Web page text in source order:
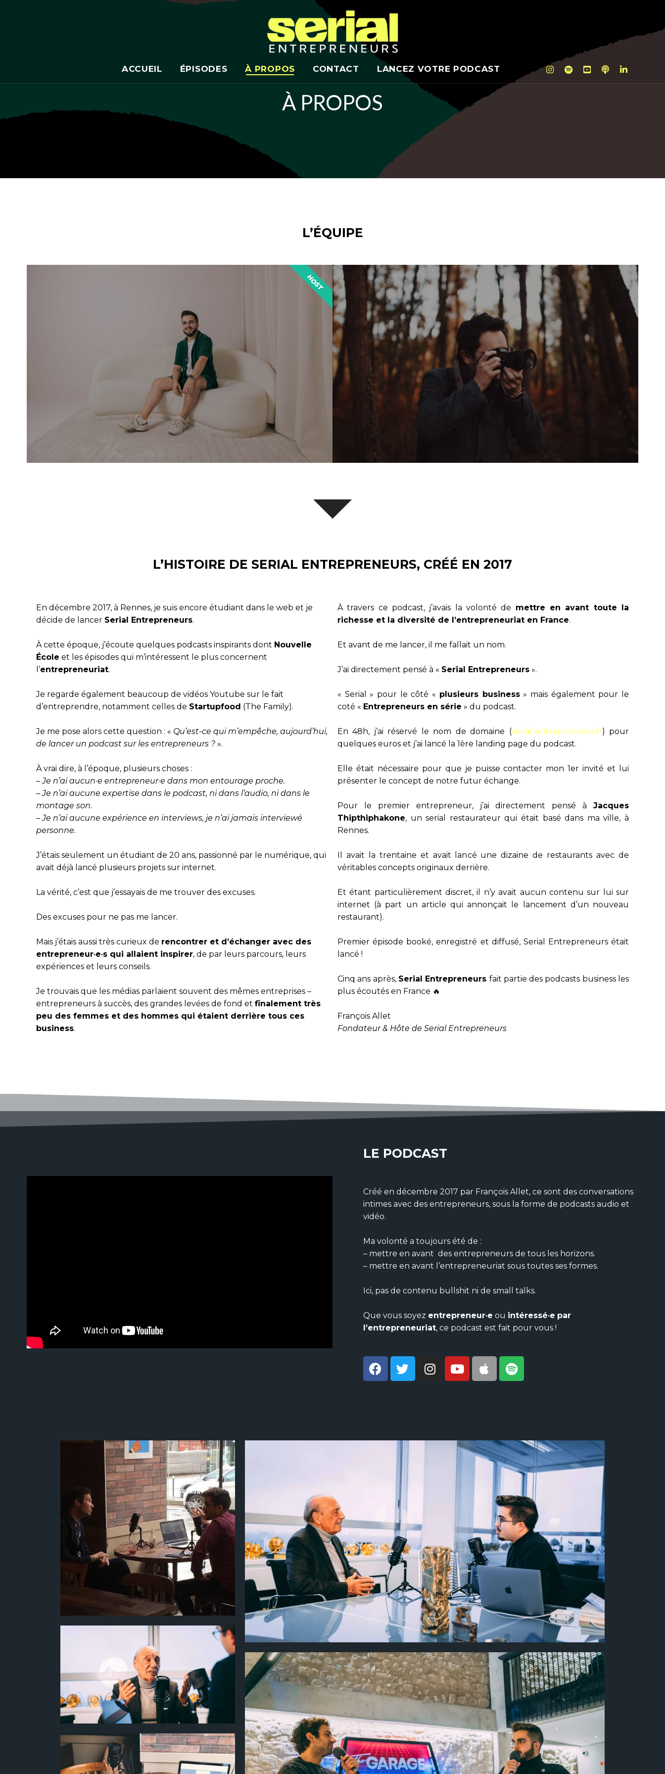
ACCUEIL ÉPISODES À PROPOS CONTACT LANCEZ VOTRE PODCAST
À PROPOS
L’ÉQUIPE
HOST
L’HISTOIRE DE SERIAL ENTREPRENEURS, CRÉÉ EN 2017
En décembre 2017, à Rennes, je suis encore étudiant dans le web et je
décide de lancer Serial Entrepreneurs.
À cette époque, j’écoute quelques podcasts inspirants dont Nouvelle
École et les épisodes qui m’intéressent le plus concernent
l’entrepreneuriat.
Je regarde également beaucoup de vidéos Youtube sur le fait
d’entreprendre, notamment celles de Startupfood (The Family).
Je me pose alors cette question : « Qu’est-ce qui m’empêche, aujourd’hui,
de lancer un podcast sur les entrepreneurs ? ».
À vrai dire, à l’époque, plusieurs choses :
– Je n’ai aucun·e entrepreneur·e dans mon entourage proche.
– Je n’ai aucune expertise dans le podcast, ni dans l’audio, ni dans le
montage son.
– Je n’ai aucune expérience en interviews, je n’ai jamais interviewé
personne.
J’étais seulement un étudiant de 20 ans, passionné par le numérique, qui
avait déjà lancé plusieurs projets sur internet.
La vérité, c’est que j’essayais de me trouver des excuses.
Des excuses pour ne pas me lancer.
Mais j’étais aussi très curieux de rencontrer et d’échanger avec des
entrepreneur·e·s qui allaient inspirer, de par leurs parcours, leurs
expériences et leurs conseils.
Je trouvais que les médias parlaient souvent des mêmes entreprises –
entrepreneurs à succès, des grandes levées de fond et finalement très
peu des femmes et des hommes qui étaient derrière tous ces
business.
À travers ce podcast, j’avais la volonté de mettre en avant toute la
richesse et la diversité de l’entrepreneuriat en France.
Et avant de me lancer, il me fallait un nom.
J’ai directement pensé à « Serial Entrepreneurs».
« Serial » pour le côté « plusieurs business» mais également pour le
coté « Entrepreneurs en série » du podcast.
En 48h, j’ai réservé le nom de domaine (serial-entrepreneurs.fr) pour
quelques euros et j’ai lancé la 1ère landing page du podcast.
Elle était nécessaire pour que je puisse contacter mon 1er invité et lui
présenter le concept de notre futur échange.
Pour le premier entrepreneur, j’ai directement pensé àJacques
Thipthiphakone, un serial restaurateur qui était basé dans ma ville, à
Rennes.
Il avait la trentaine et avait lancé une dizaine de restaurants avec de
véritables concepts originaux derrière.
Et étant particulièrement discret, il n’y avait aucun contenu sur lui sur
internet (à part un article qui annonçait le lancement d’un nouveau
restaurant).
Premier épisode booké, enregistré et diffusé, Serial Entrepreneurs était
lancé !
Cinq ans après, Serial Entrepreneurs fait partie des podcasts business les
plus écoutés en France 🔥
François Allet
Fondateur & Hôte de Serial Entrepreneurs
LE PODCAST
Créé en décembre 2017 par François Allet, ce sont des conversations
intimes avec des entrepreneurs, sous la forme de podcasts audio et
vidéo.
Ma volonté a toujours été de :
– mettre en avant des entrepreneurs de tous les horizons.
– mettre en avant l’entrepreneuriat sous toutes ses formes.
Ici, pas de contenu bullshit ni de small talks.
Que vous soyez entrepreneur·e ou intéressé·e par
l’entrepreneuriat, ce podcast est fait pour vous !